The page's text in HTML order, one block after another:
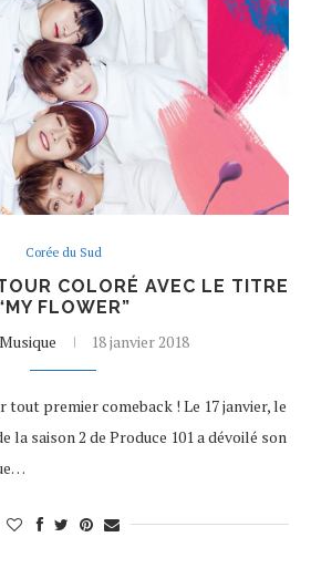
Corée du Sud
COLORÉ AVEC LE TITRE
FLOWER”
18 janvier 2018
tout premier comeback ! Le 17 janvier, le
la saison 2 de Produce 101 a dévoilé son